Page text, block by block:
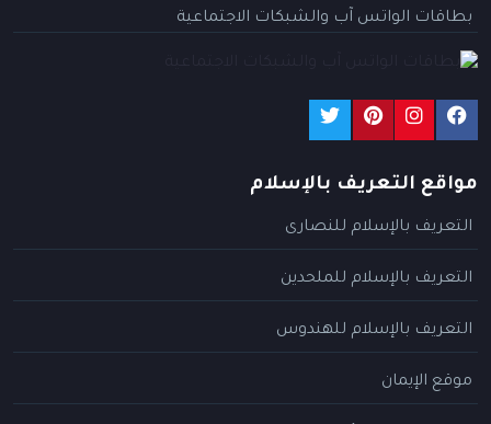
بطاقات الواتس آب والشبكات الاجتماعية
مواقع التعريف بالإسلام
التعريف بالإسلام للنصارى
التعريف بالإسلام للملحدين
التعريف بالإسلام للهندوس
موقع الإيمان